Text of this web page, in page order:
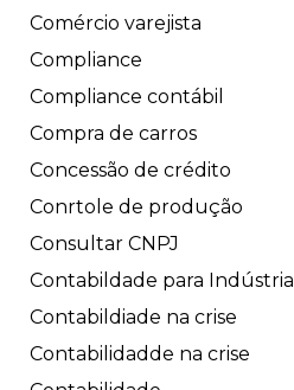
Comércio varejista
Compliance
Compliance contábil
Compra de carros
Concessão de crédito
Conrtole de produção
Consultar CNPJ
Contabildade para Indústria
Contabildiade na crise
Contabilidadde na crise